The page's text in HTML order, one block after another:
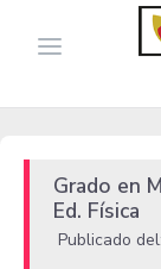
Grado en
Ed. Física
Publicado del: